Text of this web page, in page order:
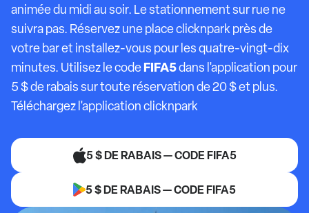
animée du midi au soir. Le stationnement sur rue ne
suivra pas. Réservez une place clicknpark près de
votre bar et installez-vous pour les quatre-vingt-dix
minutes. Utilisez le codeFIFA5dans l'application pour
5 $ de rabais sur toute réservation de 20 $ et plus.
Téléchargez l'application clicknpark
5 $ DE RABAIS — CODE FIFA5
5 $ DE RABAIS — CODE FIFA5